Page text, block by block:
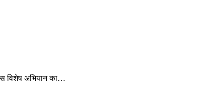
विशेष अभियान का…